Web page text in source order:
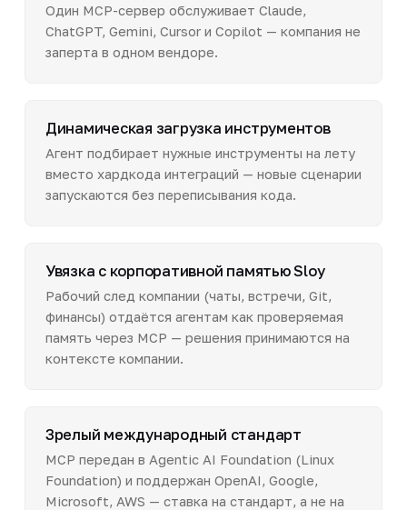
Один MCP-сервер обслуживает Claude,
ChatGPT, Gemini, Cursor и Copilot — компания не
заперта в одном вендоре.
Динамическая загрузка инструментов
Агент подбирает нужные инструменты на лету
вместо хардкода интеграций — новые сценарии
запускаются без переписывания кода.
Увязка с корпоративной памятью Sloy
Рабочий след компании (чаты, встречи, Git,
финансы) отдаётся агентам как проверяемая
память через MCP — решения принимаются на
контексте компании.
Зрелый международный стандарт
MCP передан в Agentic AI Foundation (Linux
Foundation) и поддержан OpenAI, Google,
Microsoft, AWS — ставка на стандарт, а не на